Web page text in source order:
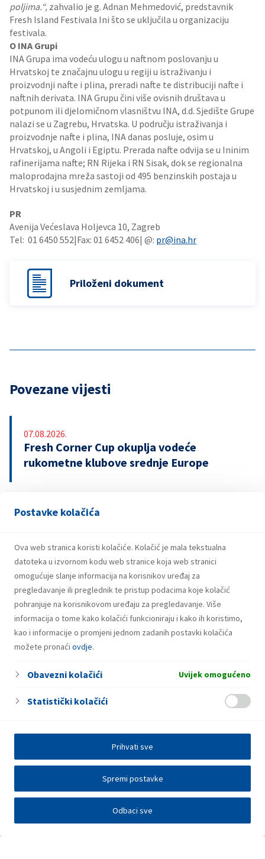
Postavke kolačića
Ova web stranica koristi kolačiće. Kolačić je mala tekstualna
datoteka u izvornom kodu web stranice koja web stranici
omogućuje slanje informacija na korisnikov uređaj za
pregledavanje ili preglednik te pristup podacima koje kolačić
pohranjuje na korisnikovom uređaju za pregledavanje. Više
informacija o tome kako kolačići funkcioniraju i kako ih koristimo,
kao i informacije o promjeni jednom zadanih postavki kolačića
možete pronaći ovdje.
Obavezni kolačići Uvijek omogućeno
Statistički kolačići
Odbaci sve
Spremi postavke
Prihvati sve
poljima.“, zahvalio je g. Adnan Mehmedović, predstavnik
Fresh Island Festivala Ini što se uključila u organizaciju
festivala.
O INA Grupi
INA Grupa ima vodeću ulogu u naftnom poslovanju u
Hrvatskoj te značajnu ulogu u regiji u istraživanju i
proizvodnji nafte i plina, preradi nafte te distribuciji nafte i
naftnih derivata. INA Grupu čini više ovisnih društava u
potpunom ili djelomičnom vlasništvu INA, d.d. Sjedište Grupe
nalazi se u Zagrebu, Hrvatska. U području istraživanja i
proizvodnje nafte i plina, INA danas posluje, osim u
Hrvatskoj, u Angoli i Egiptu. Prerada nafte odvija se u Ininim
rafinerijama nafte; RN Rijeka i RN Sisak, dok se regionalna
maloprodajna mreža sastoji od 495 benzinskih postaja u
Hrvatskoj i u susjednim zemljama.
PR
Avenija Većeslava Holjevca 10, Zagreb
Tel: 01 6450 552|Fax: 01 6452 406| @: pr@ina.hr
Priloženi dokument
Povezane vijesti
07.08.2026.
Fresh Corner Cup okuplja vodeće
rukometne klubove srednje Europe
29.07.2026.
prvom polugodištu 2026.